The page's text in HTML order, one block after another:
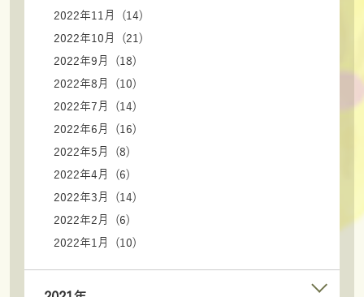
2022年11月 (14)
2022年10月 (21)
2022年9月 (18)
2022年8月 (10)
2022年7月 (14)
2022年6月 (16)
2022年5月 (8)
2022年4月 (6)
2022年3月 (14)
2022年2月 (6)
2022年1月 (10)